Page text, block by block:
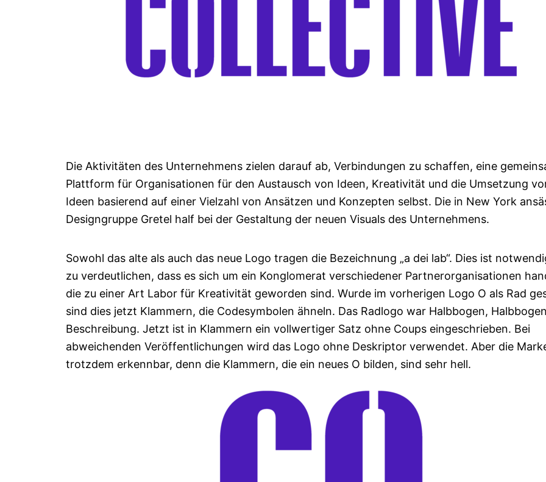
Die Aktivitäten des Unternehmens zielen darauf ab, Verbindungen zu schaffen, eine
Plattform für Organisationen für den Austausch von Ideen, Kreativität und die Umsetzung
Ideen basierend auf einer Vielzahl von Ansätzen und Konzepten selbst. Die in New York
Designgruppe Gretel half bei der Gestaltung der neuen Visuals des Unternehmens.
Sowohl das alte als auch das neue Logo tragen die Bezeichnung „a dei lab“. Dies ist
zu verdeutlichen, dass es sich um ein Konglomerat verschiedener Partnerorganisationen
die zu einer Art Labor für Kreativität geworden sind. Wurde im vorherigen Logo O als Rad
sind dies jetzt Klammern, die Codesymbolen ähneln. Das Radlogo war Halbbogen,
Beschreibung. Jetzt ist in Klammern ein vollwertiger Satz ohne Coups eingeschrieben. Bei
abweichenden Veröffentlichungen wird das Logo ohne Deskriptor verwendet. Aber die
trotzdem erkennbar, denn die Klammern, die ein neues O bilden, sind sehr hell.